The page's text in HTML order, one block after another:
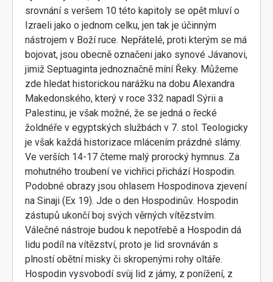
srovnání s veršem 10 této kapitoly se opět mluví o
Izraeli jako o jednom celku, jen tak je účinným
nástrojem v Boží ruce. Nepřátelé, proti kterým se má
bojovat, jsou obecně označeni jako synové Jávanovi,
jimiž Septuaginta jednoznačně míní Řeky. Můžeme
zde hledat historickou narážku na dobu Alexandra
Makedonského, který v roce 332 napadl Sýrii a
Palestinu, je však možné, že se jedná o řecké
žoldnéře v egyptských službách v 7. stol. Teologicky
je však každá historizace mlácením prázdné slámy.
Ve verších 14-17 čteme malý prorocký hymnus. Za
mohutného troubení ve vichřici přichází Hospodin.
Podobné obrazy jsou ohlasem Hospodinova zjevení
na Sinaji (Ex 19). Jde o den Hospodinův. Hospodin
zástupů ukončí boj svých věrných vítězstvím.
Válečné nástroje budou k nepotřebě a Hospodin dá
lidu podíl na vítězství, proto je lid srovnáván s
plností obětní misky či skropenými rohy oltáře.
Hospodin vysvobodí svùj lid z jámy, z ponížení, z